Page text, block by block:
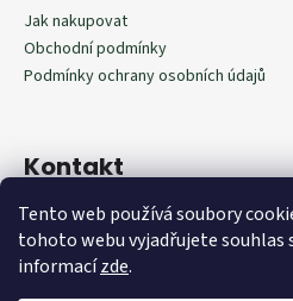
Tento web používá soubory
tohoto webu vyjadřujete souhlas
informacízde.
Jak nakupovat
Obchodní podmínky
Podmínky ochrany osobních údajů
Kontakt
602292598
602292598